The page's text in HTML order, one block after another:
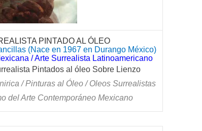
PINTADO AL ÓLEO
(Nace en 1967 en Durango México)
/ Arte Surrealista Latinoamericano
Pintados al óleo Sobre Lienzo
/ Pinturas al Óleo / Oleos Surrealistas
del Arte Contemporáneo Mexicano